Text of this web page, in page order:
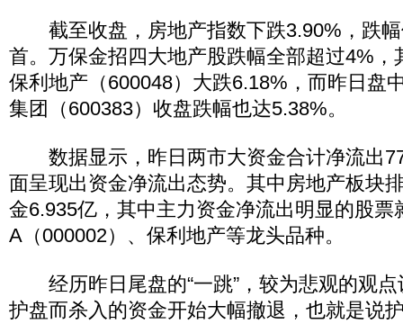
截至收盘，房地产指数下跌3.90%，跌幅
首。万保金招四大地产股跌幅全部超过4%，
保利地产（600048）大跌6.18%，而昨日盘
集团（600383）收盘跌幅也达5.38%。
数据显示，昨日两市大资金合计净流出
面呈现出资金净流出态势。其中房地产板块
金6.935亿，其中主力资金净流出明显的股票
A（000002）、保利地产等龙头品种。
经历昨日尾盘的“一跳”，较为悲观的观点
护盘而杀入的资金开始大幅撤退，也就是说